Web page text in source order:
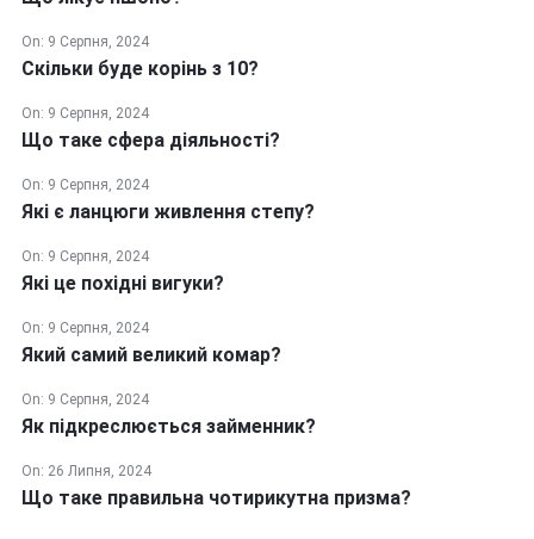
On: 9 Серпня, 2024
Скільки буде корінь з 10?
On: 9 Серпня, 2024
Що таке сфера діяльності?
On: 9 Серпня, 2024
Які є ланцюги живлення степу?
On: 9 Серпня, 2024
Які це похідні вигуки?
On: 9 Серпня, 2024
Який самий великий комар?
On: 9 Серпня, 2024
Як підкреслюється займенник?
On: 26 Липня, 2024
Що таке правильна чотирикутна призма?